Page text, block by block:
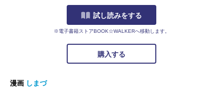
試し読みをする
※電子書籍ストアBOOK☆WALKERへ移動します。
購入する
漫画 しまづ